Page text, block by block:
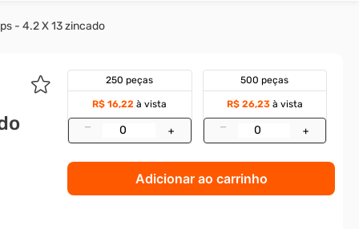
- 4.2 X 13 zincado
250 peças
R$ 16,22 à vista
– +
500 peças
R$ 26,23à vista
– +
Adicionar ao carrinho